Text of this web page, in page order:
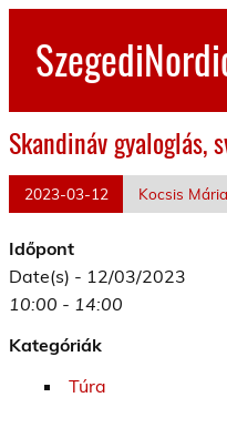
Skip
content
Skandináv gyaloglás,
2023-03-12 Kocsis Mária
Időpont
Date(s) - 12/03/2023
10:00 - 14:00
Kategóriák
Túra